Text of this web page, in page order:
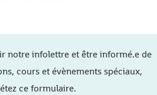
notre infolettre et être informé.e de
cours et évènements spéciaux,
ce formulaire.